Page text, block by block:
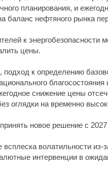
планирования, и
баланс нефтяного рынка
к энергобезопасности
цены.
к определению
снижение цены
оглядки на временно
новое решение с
волатильности
интервенции в